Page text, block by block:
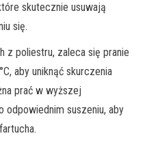
skutecznie usuwają
się.
z poliestru, zaleca się pranie
aby uniknąć skurczenia
prać w wyższej
odpowiednim suszeniu, aby